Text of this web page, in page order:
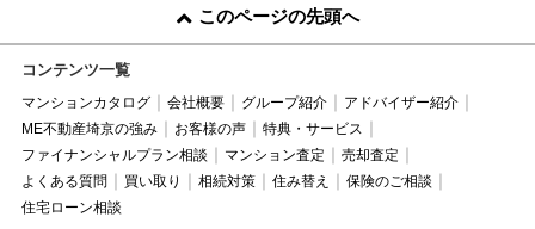
このページの先頭へ
コンテンツ一覧
マンションカタログ 会社概要 グループ紹介
アドバイザー紹介
ME不動産埼京の強み
お客様の声
特典・サービス
ファイナンシャルプラン相談
マンション査定
売却査定
よくある質問
買い取り 相続対策 住み替え
保険のご相談
住宅ローン相談